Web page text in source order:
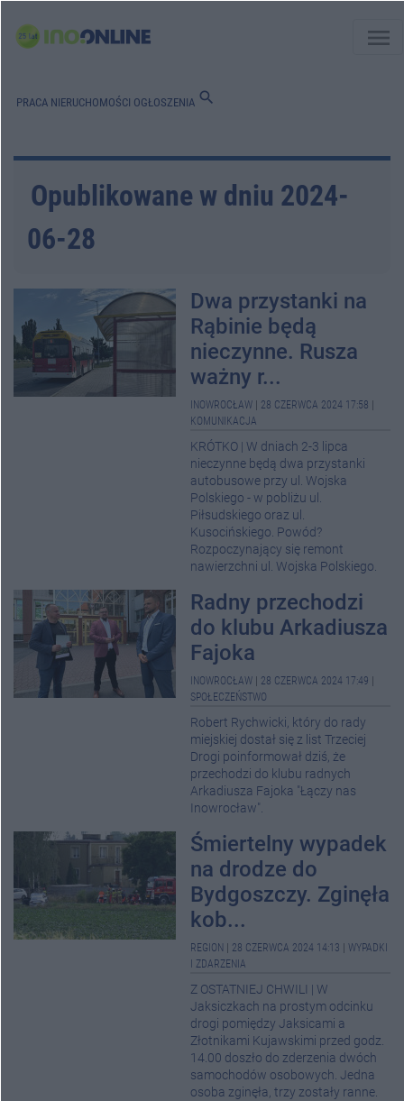
menu
PRACA NIERUCHOMOŚCI OGŁOSZENIA search
Opublikowane w dniu 2024-
06-28
Dwa przystanki na
Rąbinie będą
nieczynne. Rusza
ważny r...
INOWROCŁAW 28 CZERWCA 2024 17:58
KOMUNIKACJA
KRÓTKO | W dniach 2-3 lipca
nieczynne będą dwa przystanki
autobusowe przy ul. Wojska
Polskiego - w pobliżu ul.
Piłsudskiego oraz ul.
Kusocińskiego. Powód?
Rozpoczynający się remont
nawierzchni ul. Wojska Polskiego.
Radny przechodzi
do klubu Arkadiusza
Fajoka
INOWROCŁAW 28 CZERWCA 2024 17:49
SPOŁECZEŃSTWO
Robert Rychwicki, który do rady
miejskiej dostał się z list Trzeciej
Drogi poinformował dziś, że
przechodzi do klubu radnych
Arkadiusza Fajoka "Łączy nas
Inowrocław".
Śmiertelny wypadek
na drodze do
Bydgoszczy. Zginęła
kob...
REGION 28 CZERWCA 2024 14:13
WYPADKI
I ZDARZENIA
Z OSTATNIEJ CHWILI | W
Jaksiczkach na prostym odcinku
drogi pomiędzy Jaksicami a
Złotnikami Kujawskimi przed godz.
14.00 doszło do zderzenia dwóch
samochodów osobowych. Jedna
osoba zginęła, trzy zostały ranne.